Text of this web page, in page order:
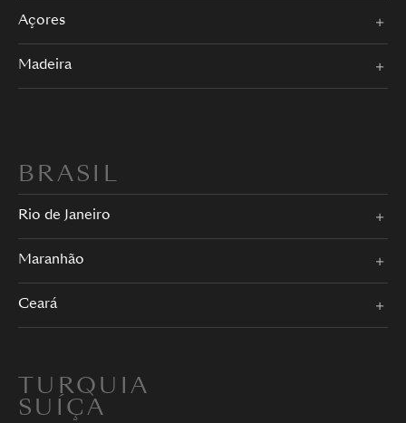
Açores
Madeira
BRASIL
Rio de Janeiro
Maranhão
Ceará
TURQUIA
SUÍÇA